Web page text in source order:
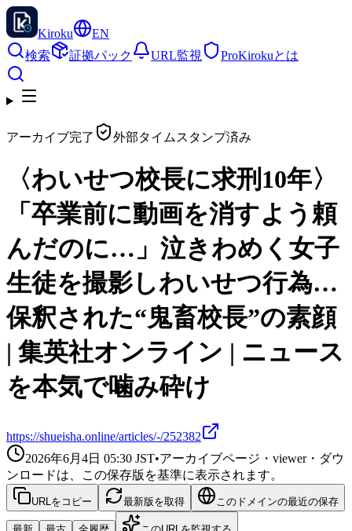
Kiroku
EN
検索
証拠パック URL監視 ProKirokuとは
アーカイブ完了 外部タイムスタンプ済み
〈わいせつ校長に求刑10年〉
「卒業前に動画を消すよう頼
んだのに…」泣きわめく女子
生徒を撮影しわいせつ行為…
保釈された“鬼畜校長”の素顔
| 集英社オンライン | ニュース
を本気で噛み砕け
https://shueisha.online/articles/-/252382
2026年6月4日 05:30 JST•アーカイブページ・viewer・ダウ
ンロードは、この保存版を基準に表示されます。
URLをコピー 最新版を取得 このドメインの最近の保存